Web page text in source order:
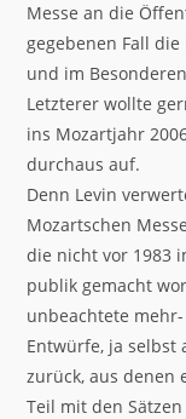
Messe an die
gegebenen Fall
und im
Letzterer wollte
ins Mozartjahr
durchaus auf.
Denn Levin
Mozartschen
die nicht vor 1983
publik gemacht
unbeachtete
Entwürfe, ja selbst
zurück, aus denen
Teil mit den